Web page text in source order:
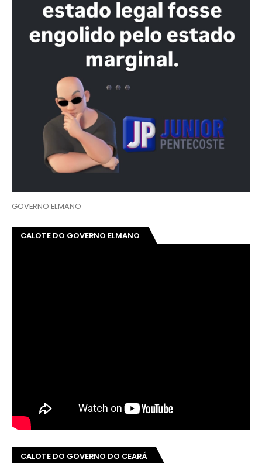
GOVERNO ELMANO
CALOTE DO GOVERNO ELMANO
CALOTE DO GOVERNO DO CEARÁ